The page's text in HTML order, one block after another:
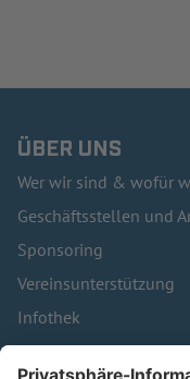
ÜBER UNS
Wer wir sind & wofür
Geschäftsstellen und
Sponsoring
Vereinsunterstützung
Infothek
Kontakt